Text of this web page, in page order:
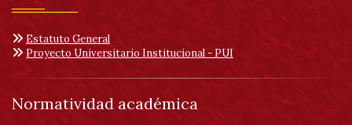
Estatuto General
Proyecto Universitario Institucional - PUI
Normatividad académica